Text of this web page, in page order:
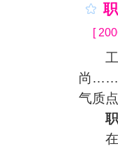
[
工作
尚……
气质
在人